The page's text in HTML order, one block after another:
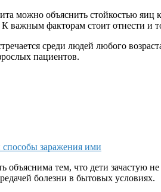
можно объяснить стойкостью
важным факторам стоит отнести и
среди людей любого
пациентов.
заражения ими
объяснима тем, что дети зачастую
болезни в бытовых условиях.